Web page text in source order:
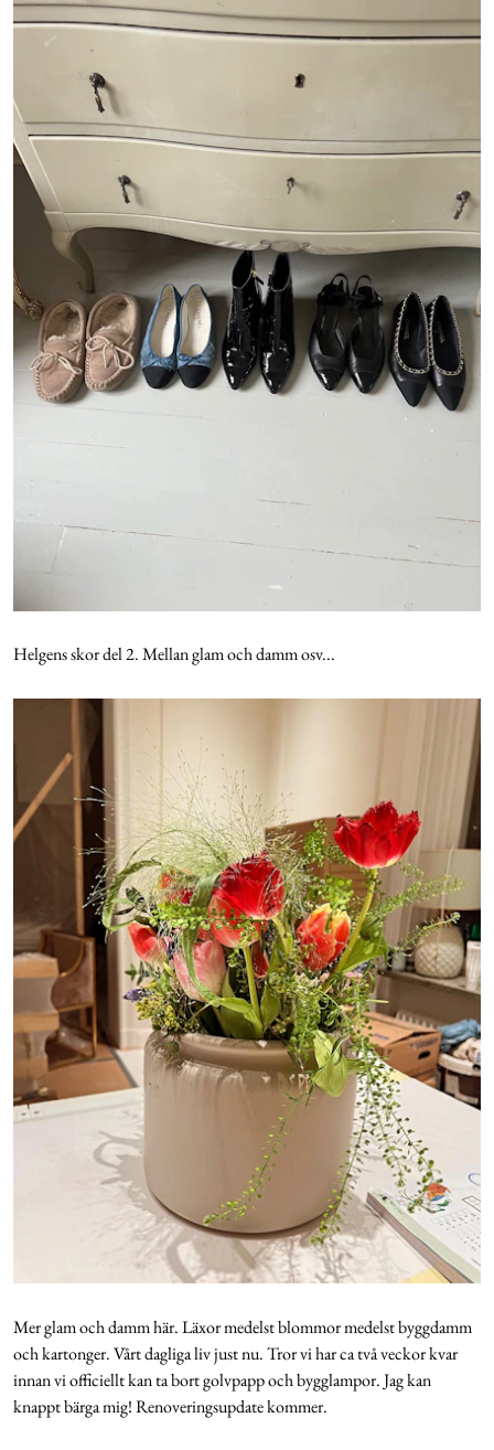
Helgens skor del 2. Mellan glam och damm osv...
Mer glam och damm här. Läxor medelst blommor medelst byggdamm
och kartonger. Vårt dagliga liv just nu. Tror vi har ca två veckor kvar
innan vi officiellt kan ta bort golvpapp och bygglampor. Jag kan
knappt bärga mig! Renoveringsupdate kommer.